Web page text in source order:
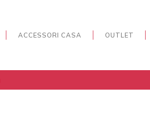
ACCESSORI CASA OUTLET